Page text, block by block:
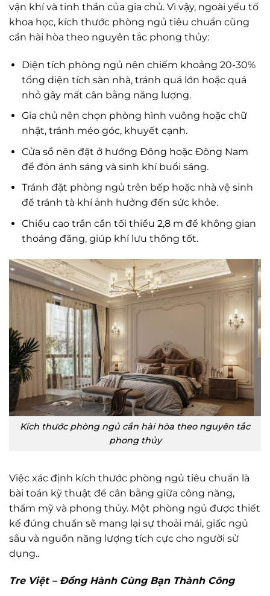
vận khí và tinh thần của gia chủ. Vì vậy, ngoài yếu tố
khoa học, kích thước phòng ngủ tiêu chuẩn cũng
cần hài hòa theo nguyên tắc phong thủy:
Diện tích phòng ngủ nên chiếm khoảng 20-30%
tổng diện tích sàn nhà, tránh quá lớn hoặc quá
nhỏ gây mất cân bằng năng lượng.
Gia chủ nên chọn phòng hình vuông hoặc chữ
nhật, tránh méo góc, khuyết cạnh.
Cửa sổ nên đặt ở hướng Đông hoặc Đông Nam
để đón ánh sáng và sinh khí buổi sáng.
Tránh đặt phòng ngủ trên bếp hoặc nhà vệ sinh
để tránh tà khí ảnh hưởng đến sức khỏe.
Chiều cao trần cần tối thiểu 2,8 m để không gian
thoáng đãng, giúp khí lưu thông tốt.
Kích thước phòng ngủ cần hài hòa theo nguyên tắc
phong thủy
Việc xác định kích thước phòng ngủ tiêu chuẩn là
bài toán kỹ thuật để cân bằng giữa công năng,
thẩm mỹ và phong thủy. Một phòng ngủ được thiết
kế đúng chuẩn sẽ mang lại sự thoải mái, giấc ngủ
sâu và nguồn năng lượng tích cực cho người sử
dụng..
Tre Việt – Đồng Hành Cùng Bạn Thành Công